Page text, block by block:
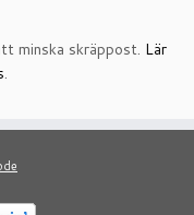
minska skräppost. Lär
.